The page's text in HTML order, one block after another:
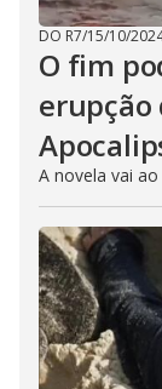
DO R7/15/10/
O fim
erupção
A novela vai